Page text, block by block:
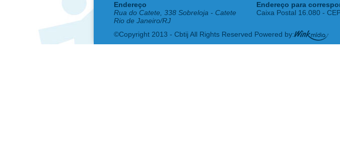
Endereço
Rua do Catete, 338 Sobreloja - Catete
Rio de Janeiro/RJ
Endereço para
Caixa Postal 16.080 -
©Copyright 2013 - Cbtij All Rights Reserved Powered by: